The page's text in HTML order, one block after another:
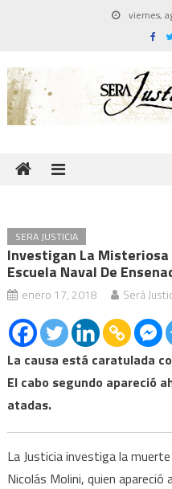
viernes,
SERA JUSTICIA
Investigan La Misteriosa
Escuela Naval De
enero 17, 2018 Será
La causa está caratulada
El cabo segundo apareció
atadas.
La Justicia investiga la
Nicolás Molini, quien